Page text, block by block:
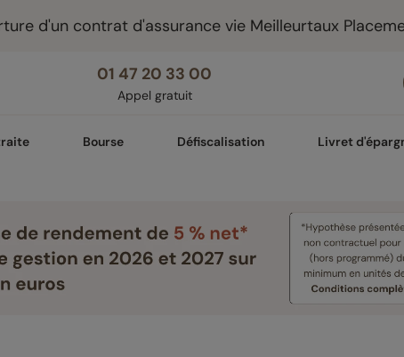
d'un contrat d'assurance vie Meilleurtaux
01 47 20 33 00
Appel gratuit
Bourse Défiscalisation Livret